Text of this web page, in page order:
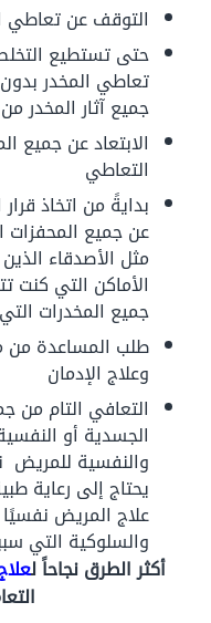
التوقف عن تعاطي
حتى تستطيع
تعاطي المخدر
جميع آثار المخدر
الابتعاد عن جميع
التعاطي
بدايةً من اتخاذ
عن جميع المحفزات
مثل الأصدقاء
الأماكن التي كنت
جميع المخدرات
طلب المساعدة
وعلاج الإدمان
التعافي التام من
الجسدية أو
والنفسية للمريض
يحتاج إلى رعاية
علاج المريض
والسلوكية التي
أكثر الطرق نجاحاً ل